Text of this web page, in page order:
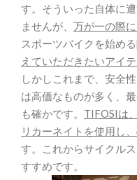
す。そういった自体に
ませんが、 万が一の際
スポーツバイクを始める
えていただきたいアイ
しかしこれまで、安全
は高価なものが多く、
も確かです。 TIFOSIは
リカーネイトを使用し
す。これからサイクル
すすめです。